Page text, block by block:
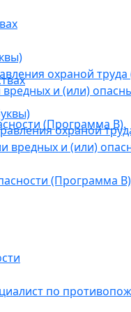
охраной
и (или)
(Программа В).
по
охраной
и (или)
(Программа